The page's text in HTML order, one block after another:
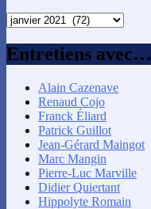
Recherche
mois
Entretiens avec…
Alain Cazenave
Renaud Cojo
Franck Éliard
Patrick Guillot
Jean-Gérard Maingot
Marc Mangin
Pierre-Luc Marville
Didier Quiertant
Hippolyte Romain